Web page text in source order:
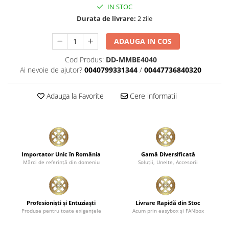
Tratamente şi Întreţinere
Plastice
Odorizante
Mănuşi Spălare
Prosoape Uscare
Lavete Microfibră
Aplicatoare Microfibră
Accesorii Detailing Auto
IN STOC
Durata de livrare: 2 zile
ADAUGA IN COS
Cod Produs: DD-MMBE4040
Ai nevoie de ajutor? 0040799331344 / 00447736840320
Adauga la Favorite Cere informatii
Importator Unic în România
Mărci de referinţă din domeniu
Gamă Diversificată
Soluţii, Unelte, Accesorii
Profesionişti şi Entuziaşti
Produse pentru toate exigenţele
Livrare Rapidă din Stoc
Acum prin easybox şi FANbox